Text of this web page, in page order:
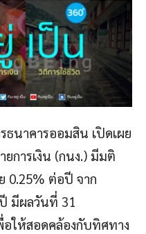
ธนาคารออมสิน เปิดเผย
การเงิน (กนง.) มีมติ
0.25% ต่อปี จาก
มีผลวันที่ 31
ให้สอดคล้องกับทิศทาง